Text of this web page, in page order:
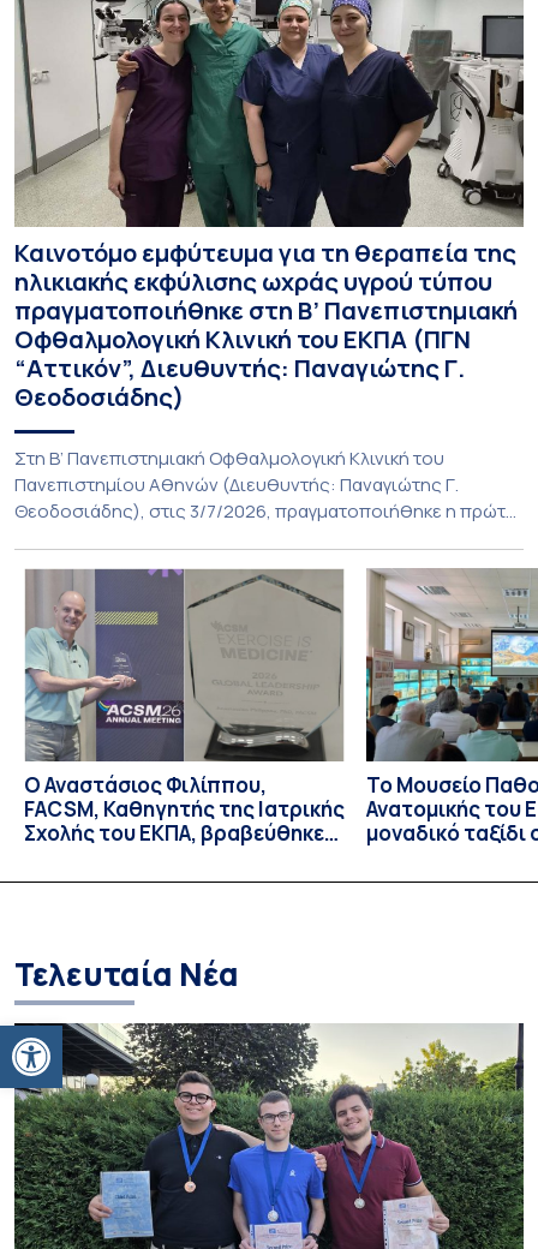
Ανοίξτε τη γραμμή εργαλείων
Καινοτόμο εμφύτευμα για τη θεραπεία της
ηλικιακής εκφύλισης ωχράς υγρού τύπου
πραγματοποιήθηκε στη Β’ Πανεπιστημιακή
Οφθαλμολογική Κλινική του ΕΚΠΑ (ΠΓΝ
“Αττικόν”, Διευθυντής: Παναγιώτης Γ.
Θεοδοσιάδης)
Στη Β’ Πανεπιστημιακή Οφθαλμολογική Κλινική του
Πανεπιστημίου Αθηνών (Διευθυντής: Παναγιώτης Γ.
Θεοδοσιάδης), στις 3/7/2026, πραγματοποιήθηκε η πρώτη
PDS) στο πλαίσιο της διεθνούς κλινικής μελέτης Sightspire
σε ασθενή 82 ετών με ηλικιακή εκφύλιση ωχράς υγρού
τύπου. Το ένθεμα αυτό αποτελεί καινοτόμο θεραπεία για
ασθενείς με νεοαγγειακή ηλικιακή εκφύλιση ωχράς, […]
Ο Αναστάσιος Φιλίππου,
FACSM, Καθηγητής της Ιατρικής
Σχολής του ΕΚΠΑ, βραβεύθηκε
Global Leadership Award 2026
Το Μουσείο
Ανατομικής του
μοναδικό ταξίδι
Τελευταία Νέα